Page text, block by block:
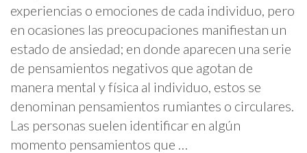
experiencias o emociones de cada individuo, pero
en ocasiones las preocupaciones manifiestan un
estado de ansiedad; en donde aparecen una serie
de pensamientos negativos que agotan de
manera mental y física al individuo, estos se
denominan pensamientos rumiantes o circulares.
Las personas suelen identificar en algún
momento pensamientos que …